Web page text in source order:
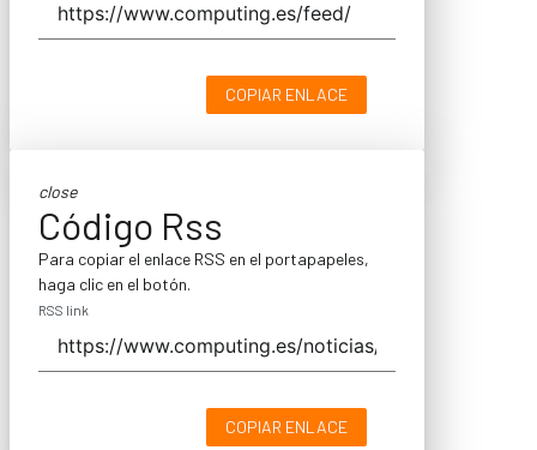
COPIAR ENLACE
close
Código Rss
Para copiar el enlace RSS en el portapapeles,
haga clic en el botón.
RSS link
COPIAR ENLACE